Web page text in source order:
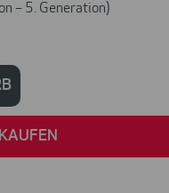
– 5. Generation)